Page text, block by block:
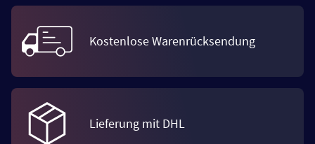
Kostenlose Warenrücksendung
Lieferung mit DHL